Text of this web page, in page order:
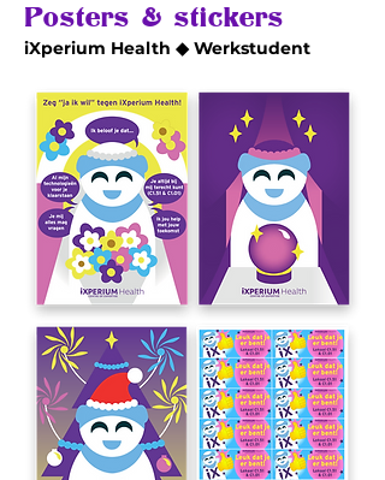
Posters & stickers
iXperium Health ◆ Werkstudent